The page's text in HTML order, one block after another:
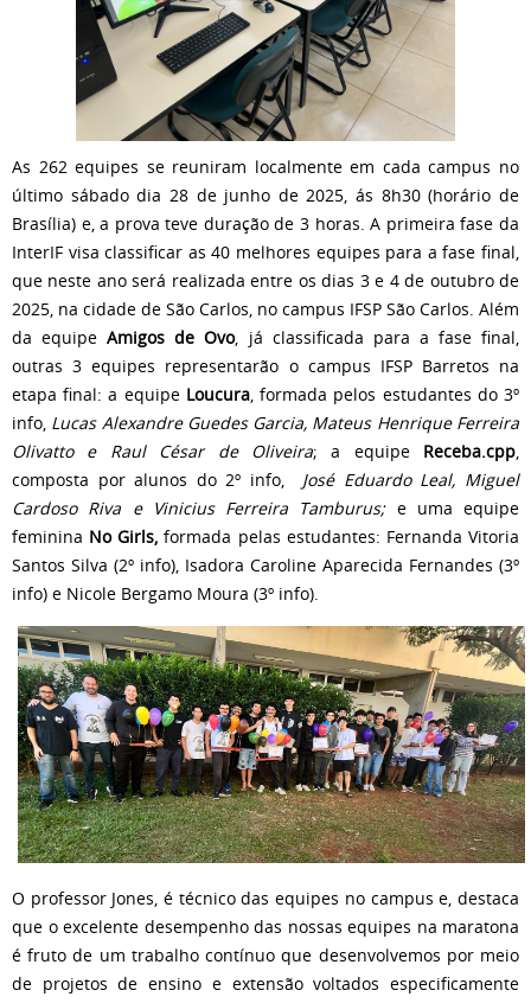
As 262 equipes se reuniram localmente em cada campus no
último sábado dia 28 de junho de 2025, ás 8h30 (horário de
Brasília) e, a prova teve duração de 3 horas. A primeira fase da
InterIF visa classificar as 40 melhores equipes para a fase final,
que neste ano será realizada entre os dias 3 e 4 de outubro de
2025, na cidade de São Carlos, no campus IFSP São Carlos. Além
da equipeAmigos de Ovo, já classificada para a fase final,
outras 3 equipes representarão o campus IFSP Barretos na
etapa final: a equipe Loucura, formada pelos estudantes do 3º
info, Lucas Alexandre Guedes Garcia, Mateus Henrique Ferreira
Olivatto e Raul César de Oliveira; a equipe Receba.cpp,
composta por alunos do 2º info, José Eduardo Leal, Miguel
Cardoso Riva e Vinicius Ferreira Tamburus;e uma equipe
feminina No Girls, formada pelas estudantes: Fernanda Vitoria
Santos Silva (2º info), Isadora Caroline Aparecida Fernandes (3º
info) e Nicole Bergamo Moura (3º info).
O professor Jones, é técnico das equipes no campus e, destaca
que o excelente desempenho das nossas equipes na maratona
é fruto de um trabalho contínuo que desenvolvemos por meio
de projetos de ensino e extensão voltados especificamente